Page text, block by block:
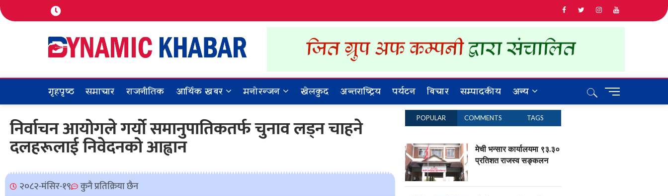
Dynamic Khabar
ALL NEWS IN NEPAL
गृहपृष्ठ समाचार राजनीतिक आर्थिक खबर मनोरन्जन खेलकुद अन्तराष्ट्रिय पर्यटन बिचार सम्पादकीय अन्य
M
निर्वाचन आयोगले गर्यो समानुपातिकतर्फ चुनाव लड्न चाहने
दलहरूलाई निवेदनको आह्वान
२०८२-मंसिर-१९ कुनै प्रतिक्रिया छैन
POPULAR COMMENTS TAGS
मेची भन्सार कार्यालयमा ९३.३०
प्रतिशत राजस्व सङ्कलन